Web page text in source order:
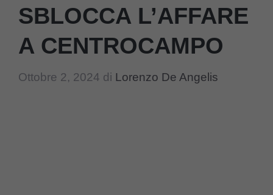
SBLOCCA L’AFFARE
A CENTROCAMPO
Ottobre 2, 2024 di Lorenzo De Angelis